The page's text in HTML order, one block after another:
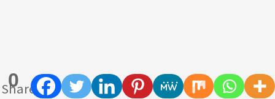
0
Shares